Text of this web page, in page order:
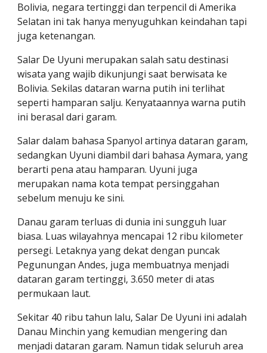
Bolivia, negara tertinggi dan terpencil di Amerika
Selatan ini tak hanya menyuguhkan keindahan tapi
juga ketenangan.
Salar De Uyuni merupakan salah satu destinasi
wisata yang wajib dikunjungi saat berwisata ke
Bolivia. Sekilas dataran warna putih ini terlihat
seperti hamparan salju. Kenyataannya warna putih
ini berasal dari garam.
Salar dalam bahasa Spanyol artinya dataran garam,
sedangkan Uyuni diambil dari bahasa Aymara, yang
berarti pena atau hamparan. Uyuni juga
merupakan nama kota tempat persinggahan
sebelum menuju ke sini.
Danau garam terluas di dunia ini sungguh luar
biasa. Luas wilayahnya mencapai 12 ribu kilometer
persegi. Letaknya yang dekat dengan puncak
Pegunungan Andes, juga membuatnya menjadi
dataran garam tertinggi, 3.650 meter di atas
permukaan laut.
Sekitar 40 ribu tahun lalu, Salar De Uyuni ini adalah
Danau Minchin yang kemudian mengering dan
menjadi dataran garam. Namun tidak seluruh area